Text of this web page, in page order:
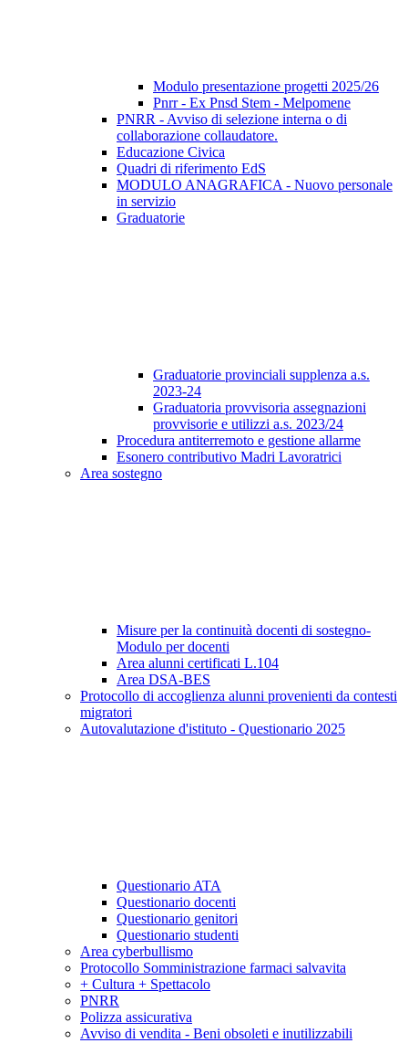
Modulo presentazione progetti 2025/26
Pnrr - Ex Pnsd Stem - Melpomene
PNRR - Avviso di selezione interna o di
collaborazione collaudatore.
Educazione Civica
Quadri di riferimento EdS
MODULO ANAGRAFICA - Nuovo personale
in servizio
Graduatorie
Graduatorie provinciali supplenza a.s.
2023-24
Graduatoria provvisoria assegnazioni
provvisorie e utilizzi a.s. 2023/24
Procedura antiterremoto e gestione allarme
Esonero contributivo Madri Lavoratrici
Area sostegno
Misure per la continuità docenti di sostegno-
Modulo per docenti
Area alunni certificati L.104
Area DSA-BES
Protocollo di accoglienza alunni provenienti da contesti
migratori
Autovalutazione d'istituto - Questionario 2025
Questionario ATA
Questionario docenti
Questionario genitori
Questionario studenti
Area cyberbullismo
Protocollo Somministrazione farmaci salvavita
+ Cultura + Spettacolo
PNRR
Polizza assicurativa
Avviso di vendita - Beni obsoleti e inutilizzabili